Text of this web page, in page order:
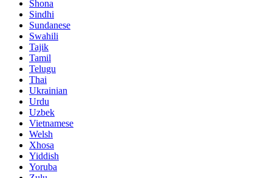
Shona
Sindhi
Sundanese
Swahili
Tajik
Tamil
Telugu
Thai
Ukrainian
Urdu
Uzbek
Vietnamese
Welsh
Xhosa
Yiddish
Yoruba